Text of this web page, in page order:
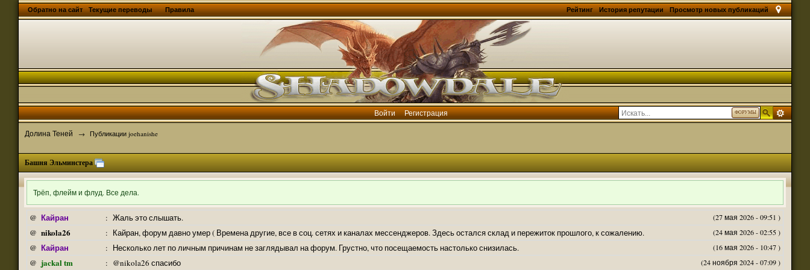
Просмотр новых публикаций
Обратно на сайт Текущие переводы История репутации
Рейтинг
Правила
ФОРУМЫ
Войти Регистрация
Долина Теней → Публикации joehanishe
Башня Эльминстера
Трёп, флейм и флуд. Все дела.
@ Кайран : (27 мая 2026 - 09:51 )
Жаль это слышать.
@ nikola26 : (24 мая 2026 - 02:55 )
Кайран, форум давно умер ( Времена другие, все в соц. сетях и каналах мессенджеров. Здесь остался склад и пережиток прошлого, к сожалению.
@ Кайран : (16 мая 2026 - 10:47 )
Несколько лет по личным причинам не заглядывал на форум. Грустно, что посещаемость настолько снизилась.
@ jackal tm : (24 ноября 2024 - 07:09 )
@nikola26 спасибо